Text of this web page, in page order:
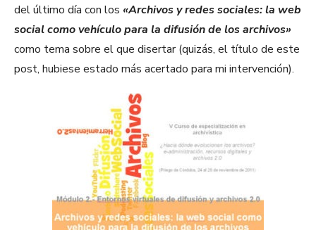
del último día con los «Archivos y redes sociales: la web
social como vehículo para la difusión de los archivos»
como tema sobre el que disertar (quizás, el título de este
post, hubiese estado más acertado para mi intervención).